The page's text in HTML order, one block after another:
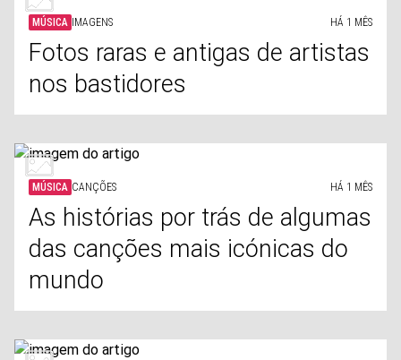
MÚSICA IMAGENS HÁ 1 MÊS
Fotos raras e antigas de artistas
nos bastidores
MÚSICA CANÇÕES HÁ 1 MÊS
As histórias por trás de algumas
das canções mais icónicas do
mundo